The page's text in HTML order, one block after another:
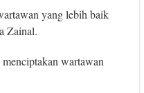
yang lebih baik
Zainal.
wartawan